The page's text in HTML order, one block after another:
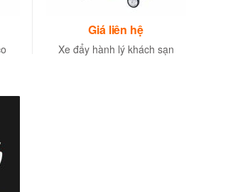
Giá liên hệ
Xe đẩy hành lý khách sạn